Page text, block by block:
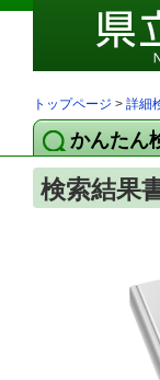
トップページ > 詳細
かんたん
検索結果